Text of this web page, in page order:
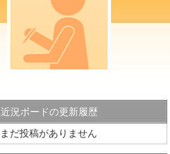
近況ボードの更新履歴
まだ投稿がありません